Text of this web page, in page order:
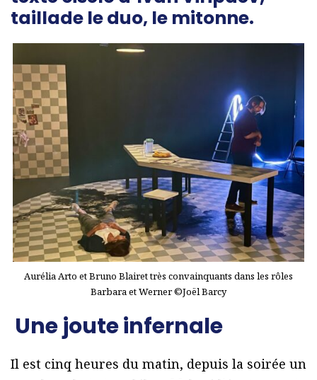
taillade le duo, le mitonne.
Aurélia Arto et Bruno Blairet très convainquants dans les rôles
Barbara et Werner ©Joël Barcy
Une joute infernale
Il est cinq heures du matin, depuis la soirée un